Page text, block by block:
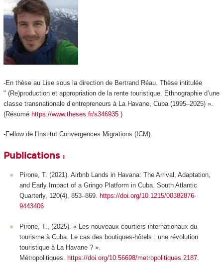
-En thèse au Lise sous la direction de Bertrand Réau. Thèse intitulée
" (Re)production et appropriation de la rente touristique. Ethnographie d’une
classe transnationale d’entrepreneurs à La Havane, Cuba (1995–2025) ».
(Résumé https://www.theses.fr/s346935 )
-Fellow de l'Institut Convergences Migrations (ICM).
Publications :
Pirone, T. (2021). Airbnb Lands in Havana: The Arrival, Adaptation,
and Early Impact of a Gringo Platform in Cuba. South Atlantic
Quarterly, 120(4), 853–869. https://doi.org/10.1215/00382876-
9443406
Pirone, T., (2025). « Les nouveaux courtiers internationaux du
tourisme à Cuba. Le cas des boutiques-hôtels : une révolution
touristique à La Havane ? ».
Métropolitiques.
https://doi.org/10.56698/metropolitiques.2187.